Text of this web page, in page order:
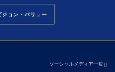
ョン・バリュー
ソーシャルメディア一覧